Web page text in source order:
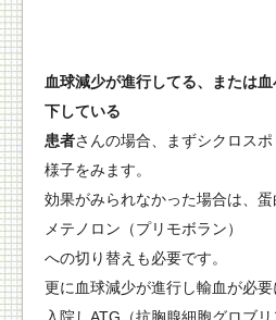
血球減少が進行してる、または
下している
患者さんの場合、まずシクロス
様子をみます。
効果がみられなかった場合は、
メテノロン（プリモボラン）
への切り替えも必要です。
更に血球減少が進行し輸血が必要
入院しATG（抗胸腺細胞グロブ